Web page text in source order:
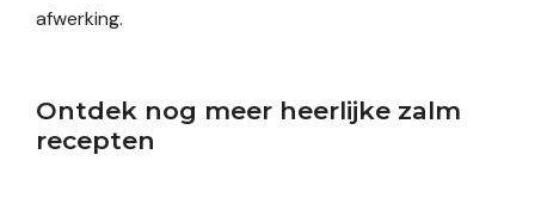
afwerking.
Ontdek nog meer heerlijke zalm
recepten